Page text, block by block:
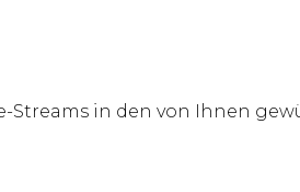
in den von Ihnen